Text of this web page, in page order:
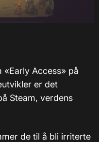
«Early Access» på
er det
Steam, verdens
de til å bli irriterte